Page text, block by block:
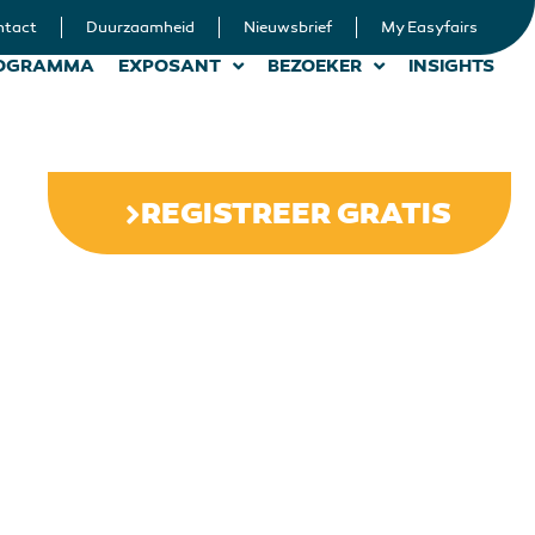
Duurzaamheid Nieuwsbrief My Easyfairs
EXPOSANT BEZOEKER INSIGHTS
REGISTREER GRATIS